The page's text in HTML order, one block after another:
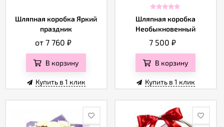
Шляпная коробка Яркий
праздник
от 7 760 ₽
В корзину
Купить в 1 клик
Шляпная коробка
Необыкновенный
подарок
7 500₽
В корзину
Купить в 1 клик